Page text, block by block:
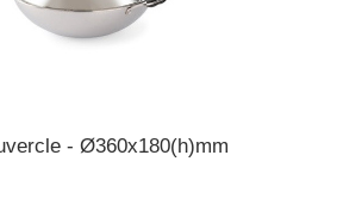
- Ø360x180(h)mm